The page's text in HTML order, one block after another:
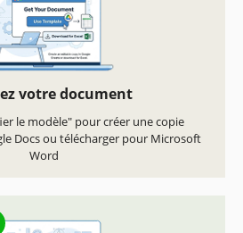
votre document
le modèle" pour créer une copie
Docs ou télécharger pour Microsoft
Word